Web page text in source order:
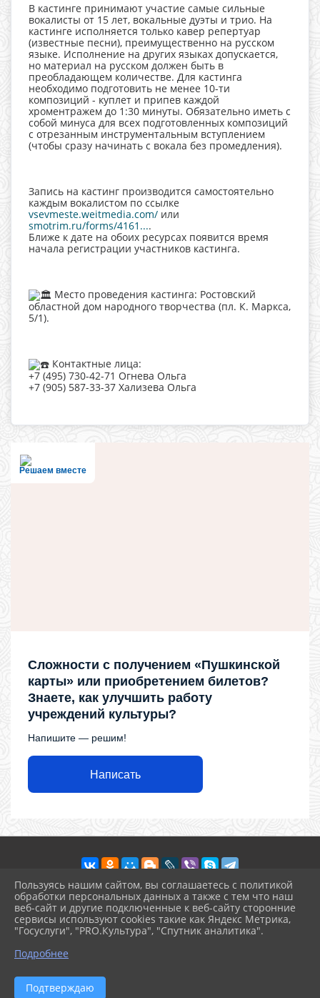
В кастинге принимают участие самые сильные
вокалисты от 15 лет, вокальные дуэты и трио. На
кастинге исполняется только кавер репертуар
(известные песни), преимущественно на русском
языке. Исполнение на других языках допускается,
но материал на русском должен быть в
преобладающем количестве. Для кастинга
необходимо подготовить не менее 10-ти
композиций - куплет и припев каждой
хроментражем до 1:30 минуты. Обязательно иметь с
собой минуса для всех подготовленных композиций
с отрезанным инструментальным вступлением
(чтобы сразу начинать с вокала без промедления).
Запись на кастинг производится самостоятельно
каждым вокалистом по ссылке
vsevmeste.weitmedia.com/ или
smotrim.ru/forms/4161....
Ближе к дате на обоих ресурсах появится время
начала регистрации участников кастинга.
Место проведения кастинга: Ростовский
областной дом народного творчества (пл. К. Маркса,
5/1).
Контактные лица:
+7 (495) 730-42-71 Огнева Ольга
+7 (905) 587-33-37 Хализева Ольга
Решаем вместе
Сложности с получением «Пушкинской
карты» или приобретением билетов?
Знаете, как улучшить работу
учреждений культуры?
Напишите — решим!
Написать
2026 г. ckdr.kulturatuapse.ru
Вход
Карта сайта
Политика обработки персональных данных
Сделано на KubCMS
Разработка и поддержка
Пользуясь нашим сайтом, вы соглашаетесь с политикой
обработки персональных данных а также с тем что наш
веб-сайт и другие подключенные к веб-сайту сторонние
сервисы используют cookies такие как Яндекс Метрика,
"Госуслуги", "PRO.Культура", "Спутник аналитика".
Подробнее
Подтверждаю